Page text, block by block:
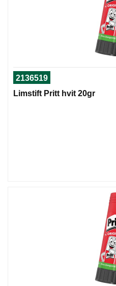
2136519
Limstift Pritt hvit 20gr